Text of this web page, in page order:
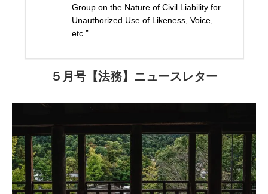
Group on the Nature of Civil Liability for
Unauthorized Use of Likeness, Voice,
etc.”
５月号【法務】ニュースレター